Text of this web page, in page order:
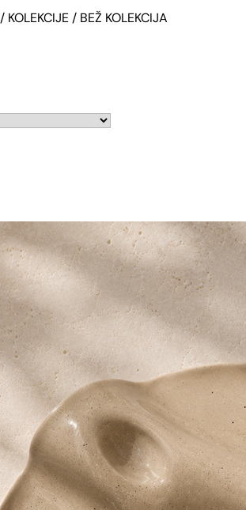
/ KOLEKCIJE / BEŽ KOLEKCIJA